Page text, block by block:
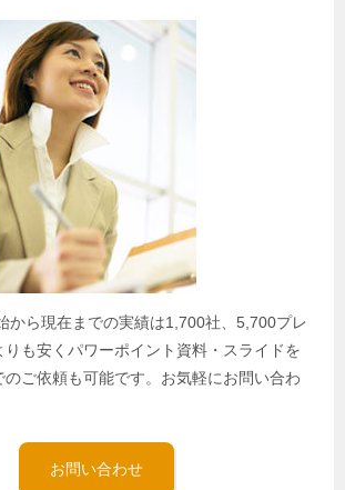
から現在までの実績は1,700社、5,700プレ
りも安くパワーポイント資料・スライドを
ご依頼も可能です。お気軽にお問い合わ
お問い合わせ